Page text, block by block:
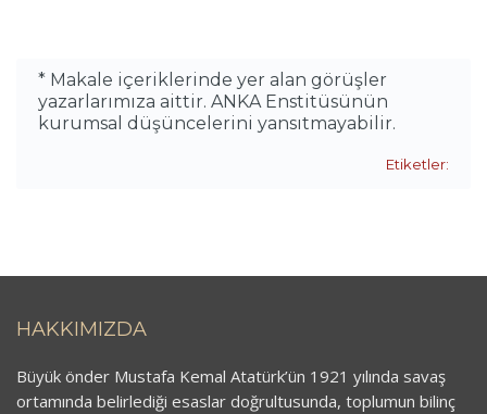
* Makale içeriklerinde yer alan görüşler
yazarlarımıza aittir. ANKA Enstitüsünün
kurumsal düşüncelerini yansıtmayabilir.
Etiketler:
HAKKIMIZDA
Büyük önder Mustafa Kemal Atatürk’ün 1921 yılında savaş
ortamında belirlediği esaslar doğrultusunda, toplumun bilinç